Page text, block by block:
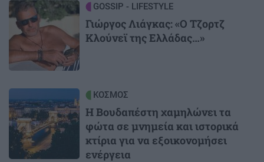
Image GOSSIP - LIFESTYLE
Γιώργος Λιάγκας: «Ο Τζορτζ
Κλούνεϊ της Ελλάδας…»
ΚΟΣΜΟΣ
Η Βουδαπέστη χαμηλώνει τα
φώτα σε μνημεία και ιστορικά
κτίρια για να εξοικονομήσει
ενέργεια